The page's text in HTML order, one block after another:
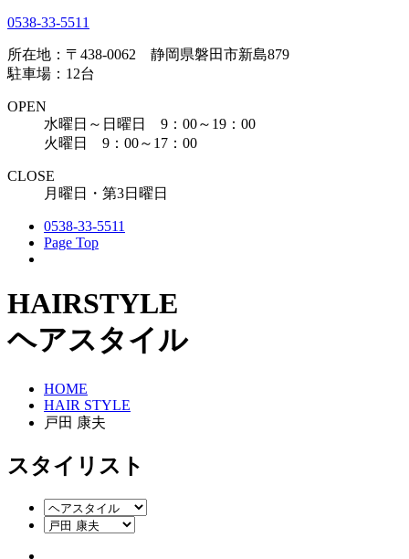
0538-33-5511
所在地：〒438-0062 静岡県磐田市新島879
駐車場：12台
OPEN
水曜日～日曜日 9：00～19：00
火曜日 9：00～17：00
CLOSE
月曜日・第3日曜日
0538-33-5511
Page Top
HAIRSTYLE
ヘアスタイル
HOME
HAIR STYLE
戸田 康夫
スタイリスト